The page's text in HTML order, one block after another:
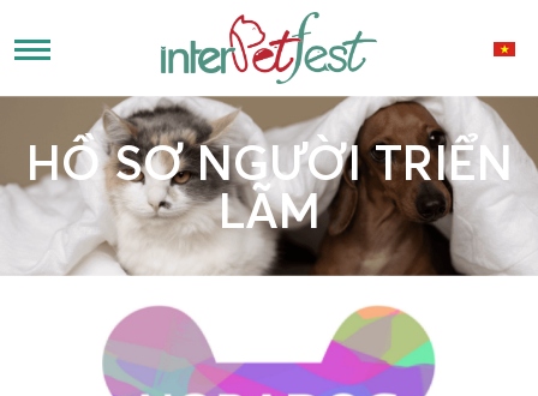
HỒ SƠ NGƯỜI TRIỂN
LÃM